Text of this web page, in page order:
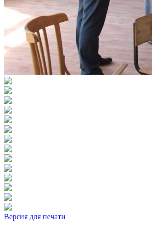
Версия для печати